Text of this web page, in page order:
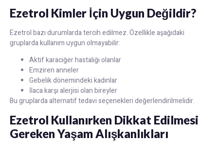
Ezetrol Kimler İçin Uygun Değildir?
Ezetrol bazı durumlarda tercih edilmez. Özellikle aşağıdaki
gruplarda kullanım uygun olmayabilir:
Aktif karaciğer hastalığı olanlar
Emziren anneler
Gebelik dönemindeki kadınlar
İlaca karşı alerjisi olan bireyler
Bu gruplarda alternatif tedavi seçenekleri değerlendirilmelidir.
Ezetrol Kullanırken Dikkat Edilmesi
Gereken Yaşam Alışkanlıkları